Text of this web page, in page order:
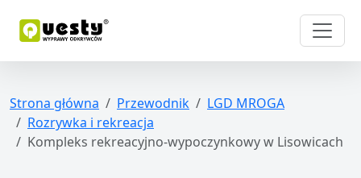
Strona główna Przewodnik
LGD MROGA
Rozrywka i rekreacja
Kompleks rekreacyjno-wypoczynkowy w Lisowicach